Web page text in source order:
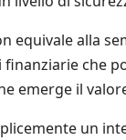
equivale alla
finanziarie che
emerge il
un